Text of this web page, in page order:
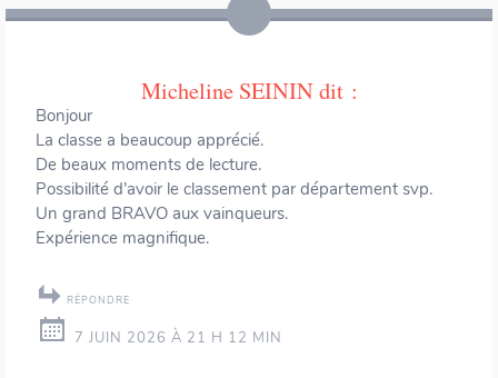
Micheline SEININdit :
Bonjour
La classe a beaucoup apprécié.
De beaux moments de lecture.
Possibilité d’avoir le classement par département svp.
Un grand BRAVO aux vainqueurs.
Expérience magnifique.
RÉPONDRE
7 JUIN 2026 À 21 H 12 MIN